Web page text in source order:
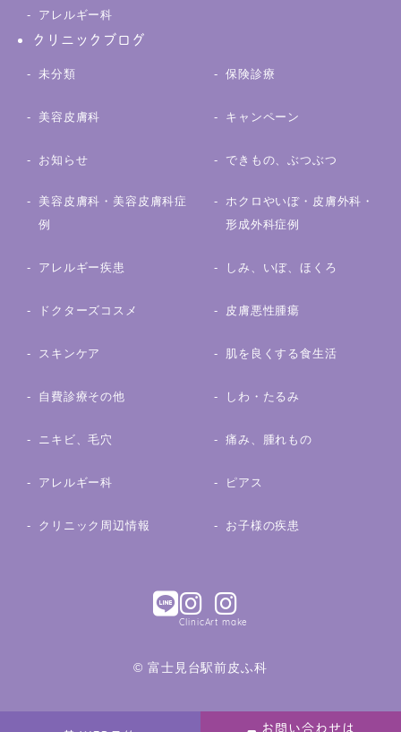
お問い合わせは
アレルギー科
クリニックブログ
未分類 保険診療
美容皮膚科 キャンペーン
お知らせ できもの、ぶつぶつ
美容皮膚科・美容皮膚科症
例
ホクロやいぼ・皮膚外科・
形成外科症例
アレルギー疾患 しみ、いぼ、ほくろ
ドクターズコスメ 皮膚悪性腫瘍
スキンケア 肌を良くする食生活
自費診療その他 しわ・たるみ
ニキビ、毛穴 痛み、腫れもの
アレルギー科 ピアス
クリニック周辺情報 お子様の疾患
ClinicArt make
© 富士見台駅前皮ふ科